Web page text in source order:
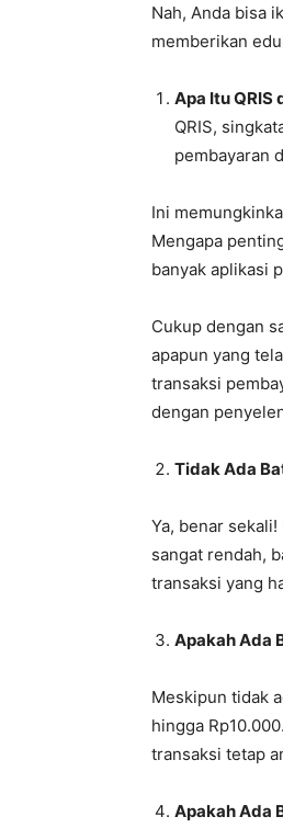
Nah, Anda bisa
memberikan
Apa Itu
QRIS,
pembayaran
Ini
Mengapa
banyak aplikasi
Cukup dengan
apapun yang
transaksi
dengan
Tidak Ada
Ya, benar
sangat rendah,
transaksi yang
Apakah Ada
Meskipun tidak
hingga
transaksi tetap
Apakah Ada